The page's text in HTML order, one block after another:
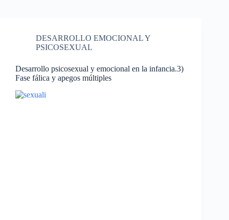
DESARROLLO EMOCIONAL Y
PSICOSEXUAL
Desarrollo psicosexual y emocional en la infancia.3)
Fase fálica y apegos múltiples